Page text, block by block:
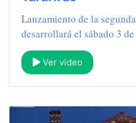
Lanzamiento de la
desarrollará el sábado 3
Ver video